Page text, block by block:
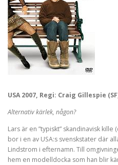
USA 2007, Regi: Craig Gillespie
Alternativ kärlek, någon?
Lars är en ”typiskt” skandinavisk
bor i en av USA:s svenskstater där
Lindstrom i efternamn. Till
hem en modelldocka som han blir